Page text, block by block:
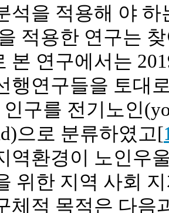
석을 적용해 야
적용한 연구는
본 연구에서는
행연구들을 토대
인구를 전기노인
으로 분류하였고[
역환경이 노인우
위한 지역 사회
체적 목적은 다음